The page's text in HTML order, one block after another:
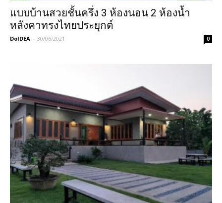
แบบบ้านสวยชั้นครึ่ง 3 ห้องนอน 2 ห้องน้ำ
หลังคาทรงไทยประยุกต์
DoIDEA - 30/06/2021 0